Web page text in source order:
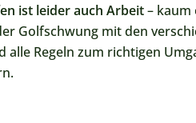
ist leider auch Arbeit– kaum
Golfschwung mit den
alle Regeln zum richtigen